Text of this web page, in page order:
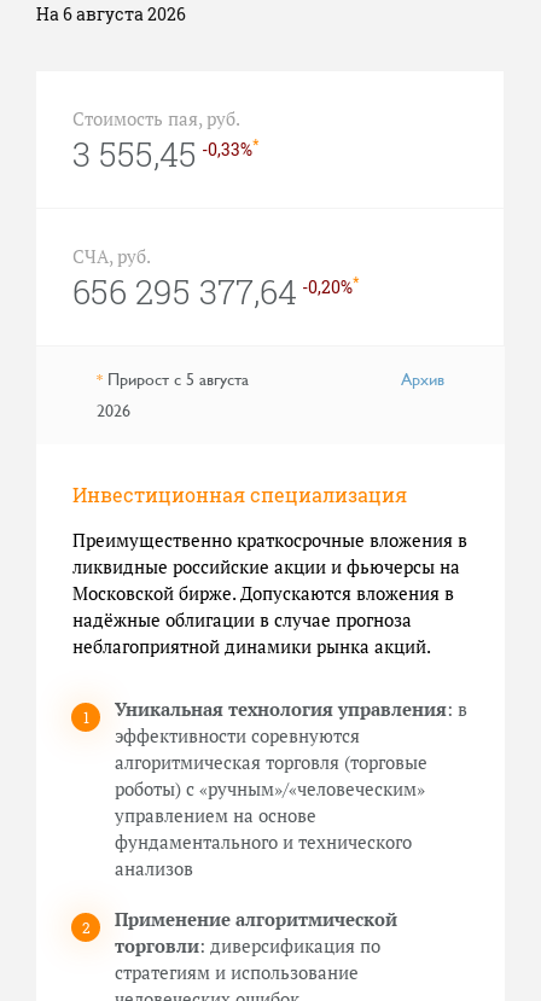
На 6 августа 2026
Стоимость пая, руб.
3 555,45 -0,33%*
СЧА, руб.
656 295 377,64 -0,20%*
* Прирост с 5 августа
2026
Архив
Инвестиционная специализация
Преимущественно краткосрочные вложения в
ликвидные российские акции и фьючерсы на
Московской бирже. Допускаются вложения в
надёжные облигации в случае прогноза
неблагоприятной динамики рынка акций.
Уникальная технология управления: в
эффективности соревнуются
алгоритмическая торговля (торговые
роботы) с «ручным»/«человеческим»
управлением на основе
фундаментального и технического
анализов
Применение алгоритмической
торговли: диверсификация по
стратегиям и использование